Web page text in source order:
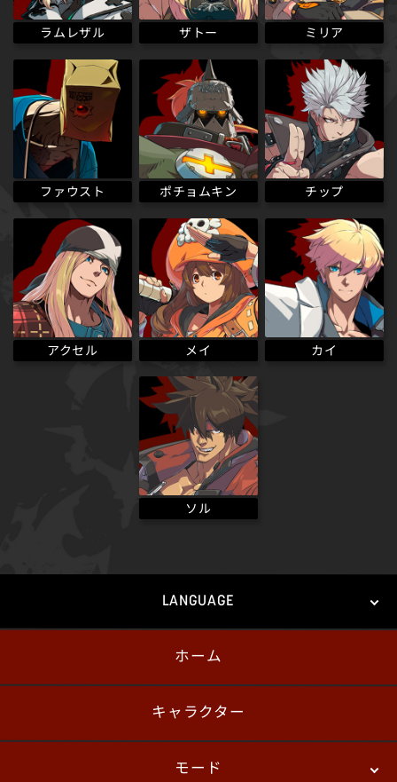
ラムレザル ザトー ミリア
ファウスト ポチョムキン チップ
アクセル メイ カイ
ソル
LANGUAGE
English
ホーム
キャラクター
モード